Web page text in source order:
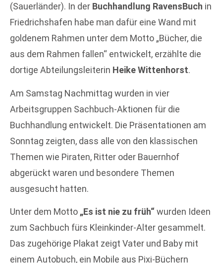
(Sauerländer). In der Buchhandlung RavensBuch in
Friedrichshafen habe man dafür eine Wand mit
goldenem Rahmen unter dem Motto „Bücher, die
aus dem Rahmen fallen“ entwickelt, erzählte die
dortige Abteilungsleiterin Heike Wittenhorst.
Am Samstag Nachmittag wurden in vier
Arbeitsgruppen Sachbuch-Aktionen für die
Buchhandlung entwickelt. Die Präsentationen am
Sonntag zeigten, dass alle von den klassischen
Themen wie Piraten, Ritter oder Bauernhof
abgerückt waren und besondere Themen
ausgesucht hatten.
Unter dem Motto „Es ist nie zu früh“ wurden Ideen
zum Sachbuch fürs Kleinkinder-Alter gesammelt.
Das zugehörige Plakat zeigt Vater und Baby mit
einem Autobuch, ein Mobile aus Pixi-Büchern